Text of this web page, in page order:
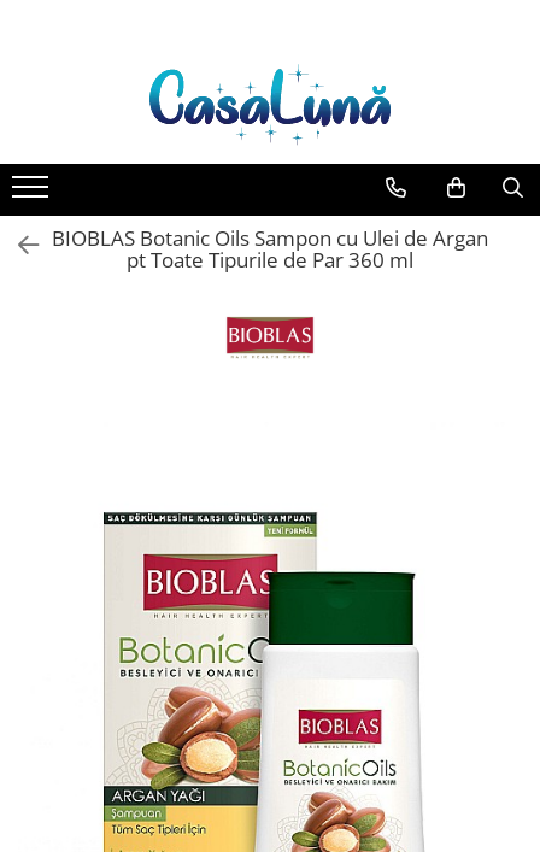
Toate Produsele
Gamma D'ORO Odorizant Cu
Betisoare 120 ml
EYFEL
EYFEL Odorizant Auto 10 ml
EYFEL Spray Odorizant 400 ml
Apret & solutii speciale
Detergent pudra
Parfum de rufe
Solutie de intretinere textile
Solutii de scos pete
BIOBLAS Botanic Oils Sampon cu Ulei de Argan
pt Toate Tipurile de Par 360 ml